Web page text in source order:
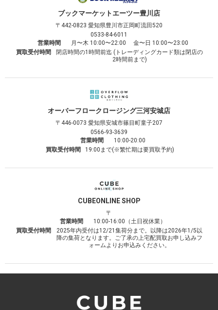
ブックマーケットエーツー豊川店
〒442-0823 愛知県豊川市正岡町流田520
0533-84-6011
営業時間
月〜木 10:00〜22:00 金〜日 10:00〜23:00
買取受付時間
閉店時間の1時間前迄 (トレーディングカード類は閉店の
2時間前まで)
オーバーフロークロージング三河安城店
〒446-0073 愛知県安城市篠目町童子207
0566-93-3639
営業時間
10:00-20:00
買取受付時間
19:00まで(※繁忙期は要買取予約)
CUBEONLINE SHOP
〒
営業時間
10:00-16:00（土日祝休業）
買取受付時間
2025年内受付は12/21集荷分まで。以降は2026年1/5以
降の集荷となります。ご了承の上宅配買取お申し込みフ
ォームよりお申込みください。